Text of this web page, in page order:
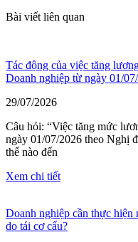
Bài viết liên quan
Tác động của việc tăng
Doanh nghiệp từ ngày 01/
29/07/2026
Câu hỏi: “Việc tăng mức
ngày 01/07/2026 theo Nghị
thế nào đến
Xem chi tiết
Doanh nghiệp cần thực
do tái cơ cấu?